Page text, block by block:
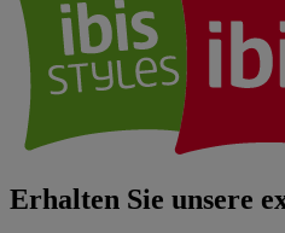
Erhalten Sie unsere